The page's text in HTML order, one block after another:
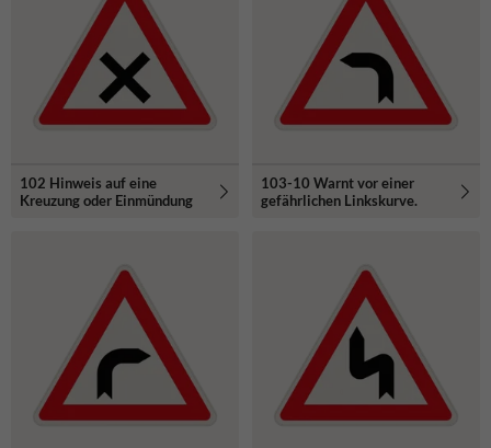
102 Hinweis auf eine
Kreuzung oder Einmündung
103-10 Warnt vor einer
gefährlichen Linkskurve.